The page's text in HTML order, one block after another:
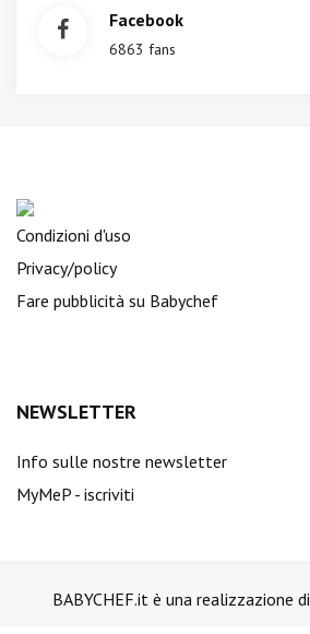
Facebook
6863 fans
Condizioni d'uso
Privacy/policy
Fare pubblicità su Babychef
NEWSLETTER
Info sulle nostre newsletter
MyMeP - iscriviti
BABYCHEF.it è una realizzazione di